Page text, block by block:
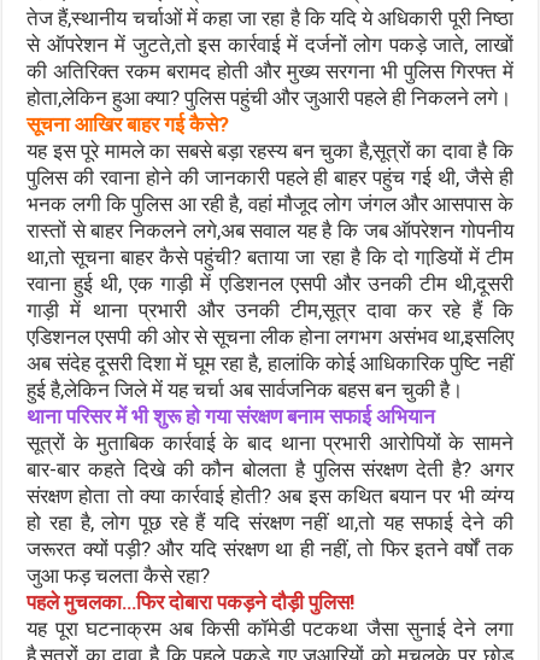
तेज हैं,स्थानीय चर्चाओं में कहा जा रहा है कि यदि ये अधिकारी पूरी निष्ठा
से ऑपरेशन में जुटते,तो इस कार्रवाई में दर्जनों लोग पकड़े जाते, लाखों
की अतिरिक्त रकम बरामद होती और मुख्य सरगना भी पुलिस गिरफ्त में
होता,लेकिन हुआ क्या? पुलिस पहुंची और जुआरी पहले ही निकलने लगे।
सूचना आखिर बाहर गई कैसे?
यह इस पूरे मामले का सबसे बड़ा रहस्य बन चुका है,सूत्रों का दावा है कि
पुलिस की रवाना होने की जानकारी पहले ही बाहर पहुंच गई थी, जैसे ही
भनक लगी कि पुलिस आ रही है, वहां मौजूद लोग जंगल और आसपास के
रास्तों से बाहर निकलने लगे,अब सवाल यह है कि जब ऑपरेशन गोपनीय
था,तो सूचना बाहर कैसे पहुंची? बताया जा रहा है कि दो गाडि़यों में टीम
रवाना हुई थी, एक गाड़ी में एडिशनल एसपी और उनकी टीम थी,दूसरी
गाड़ी में थाना प्रभारी और उनकी टीम,सूत्र दावा कर रहे हैं कि
एडिशनल एसपी की ओर से सूचना लीक होना लगभग असंभव था,इसलिए
अब संदेह दूसरी दिशा में घूम रहा है, हालांकि कोई आधिकारिक पुष्टि नहीं
हुई है,लेकिन जिले में यह चर्चा अब सार्वजनिक बहस बन चुकी है।
थाना परिसर में भी शुरू हो गया संरक्षण बनाम सफाई अभियान
सूत्रों के मुताबिक कार्रवाई के बाद थाना प्रभारी आरोपियों के सामने
बार-बार कहते दिखे की कौन बोलता है पुलिस संरक्षण देती है? अगर
संरक्षण होता तो क्या कार्रवाई होती? अब इस कथित बयान पर भी व्यंग्य
हो रहा है, लोग पूछ रहे हैं यदि संरक्षण नहीं था,तो यह सफाई देने की
जरूरत क्यों पड़ी? और यदि संरक्षण था ही नहीं, तो फिर इतने वर्षों तक
जुआ फड़ चलता कैसे रहा?
पहले मुचलका…फिर दोबारा पकड़ने दौड़ी पुलिस!
यह पूरा घटनाक्रम अब किसी कॉमेडी पटकथा जैसा सुनाई देने लगा
है,सूत्रों का दावा है कि पहले पकड़े गए जुआरियों को मुचलके पर छोड़